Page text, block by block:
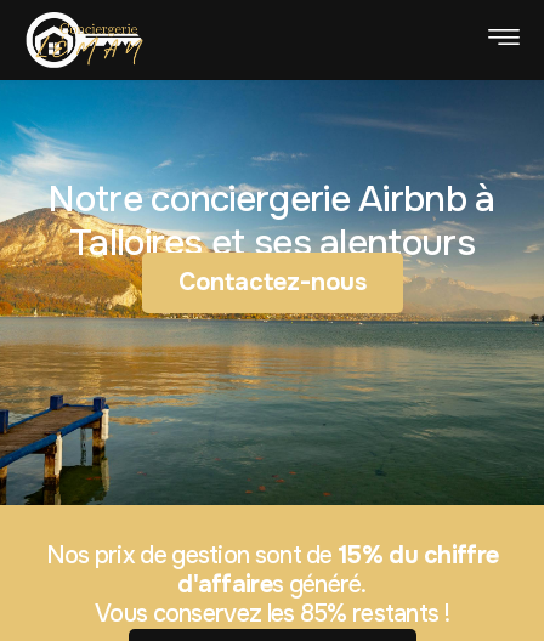
Notre conciergerie Airbnb à
Talloires et ses alentours
Contactez-nous
Nos prix de gestion sont de 15% du chiffre
d'affaires généré.
Vous conservez les 85% restants !